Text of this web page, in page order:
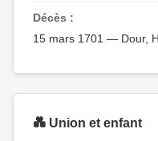
Décès :
15 mars 1701 — Dour,
💑 Union et enfant